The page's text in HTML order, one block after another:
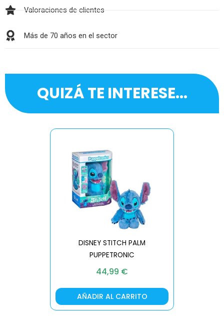
Valoraciones de clientes
Más de 70 años en el sector
QUIZÁ TE INTERESE...
DISNEY STITCH PALM
PUPPETRONIC
44,99 €
AÑADIR AL CARRITO